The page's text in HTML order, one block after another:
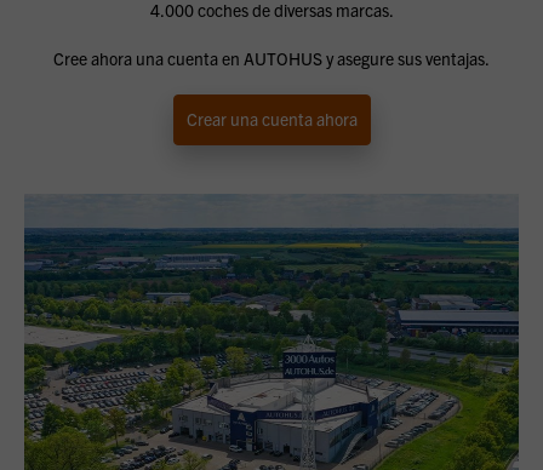
4.000 coches de diversas marcas.
Cree ahora una cuenta en AUTOHUS y asegure sus ventajas.
Crear una cuenta ahora